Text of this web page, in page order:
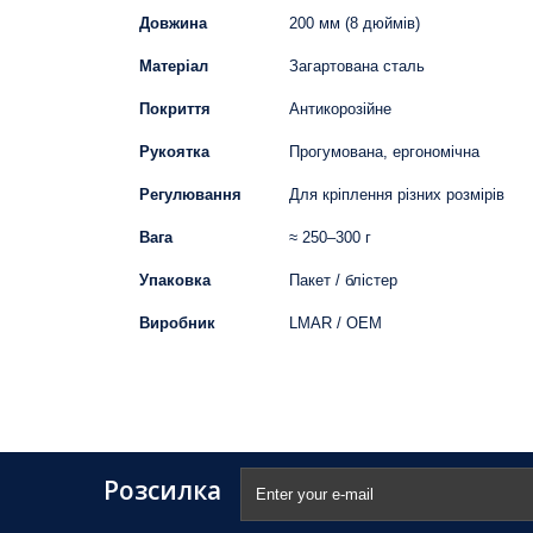
Довжина 200 мм (8 дюймів)
Матеріал Загартована сталь
Покриття Антикорозійне
Рукоятка Прогумована, ергономічна
Регулювання Для кріплення різних розмірів
Вага ≈ 250–300 г
Упаковка Пакет / блістер
Виробник LMAR / OEM
Розсилка